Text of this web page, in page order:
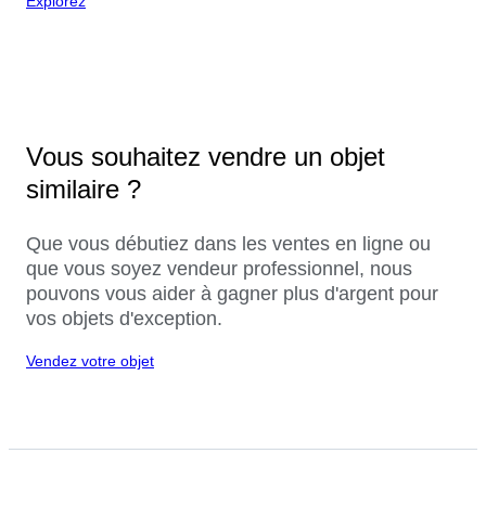
Vous souhaitez vendre un objet
similaire ?
Que vous débutiez dans les ventes en ligne ou
que vous soyez vendeur professionnel, nous
pouvons vous aider à gagner plus d'argent pour
vos objets d'exception.
Vendez votre objet